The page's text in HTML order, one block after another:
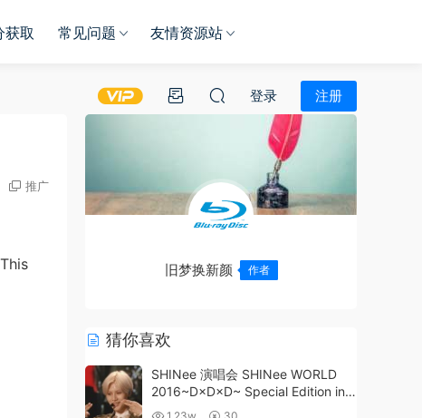
获取 常见问题 友情资源站
登录 注册
推广
旧梦换新颜 作者
猜你喜欢
SHINee 演唱会 SHINee WORLD
2016~D×D×D~ Special Edition in
TOKYO DOME 2016《BDMV双碟